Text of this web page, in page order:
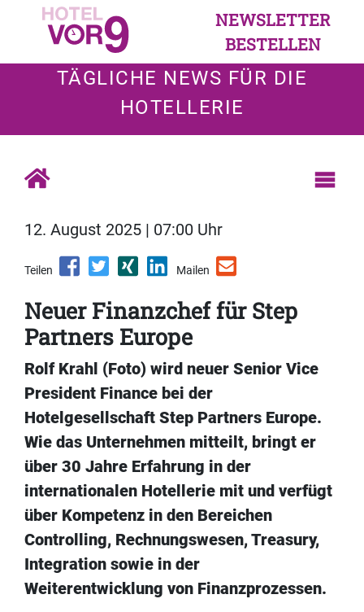
NEWSLETTER
BESTELLEN
TÄGLICHE NEWS FÜR DIE
HOTELLERIE
12. August 2025 | 07:00 Uhr
Teilen Mailen
Neuer Finanzchef für Step
Partners Europe
Rolf Krahl (Foto) wird neuer Senior Vice
President Finance bei der
Hotelgesellschaft Step Partners Europe.
Wie das Unternehmen mitteilt, bringt er
über 30 Jahre Erfahrung in der
internationalen Hotellerie mit und verfügt
über Kompetenz in den Bereichen
Controlling, Rechnungswesen, Treasury,
Integration sowie in der
Weiterentwicklung von Finanzprozessen.